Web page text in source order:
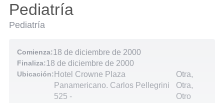
Pediatría
Pediatría
Comienza:18 de diciembre de 2000
Finaliza:18 de diciembre de 2000
Ubicación: Hotel Crowne Plaza
Panamericano. Carlos Pellegrini
525 -
Otra,
Otra,
Otro